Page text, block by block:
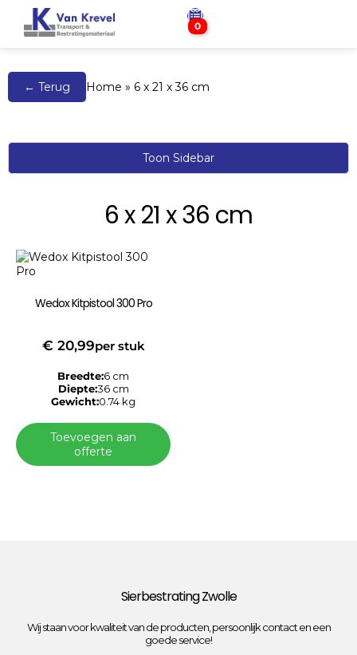
0
← Terug Home » 6 x 21 x 36 cm
Toon Sidebar
6 x 21 x 36 cm
Wedox Kitpistool 300 Pro
€ 20,99per stuk
Breedte:6 cm
Diepte:36 cm
Gewicht:0.74 kg
Toevoegen aan
offerte
Sierbestrating Zwolle
Wij staan voor kwaliteit van de producten, persoonlijk contact en een
goede service!